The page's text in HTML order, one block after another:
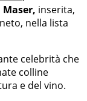
Maser, inserita,
nella lista
celebrità che
colline
e del vino.